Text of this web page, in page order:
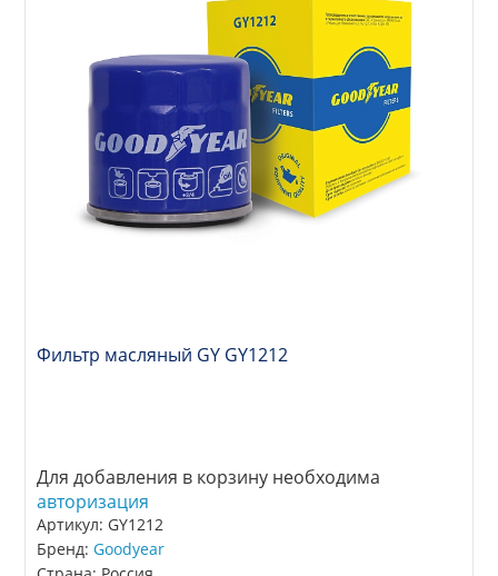
Фильтр масляный GY GY1212
Для добавления в корзину необходима
авторизация
Артикул: GY1212
Бренд:Goodyear